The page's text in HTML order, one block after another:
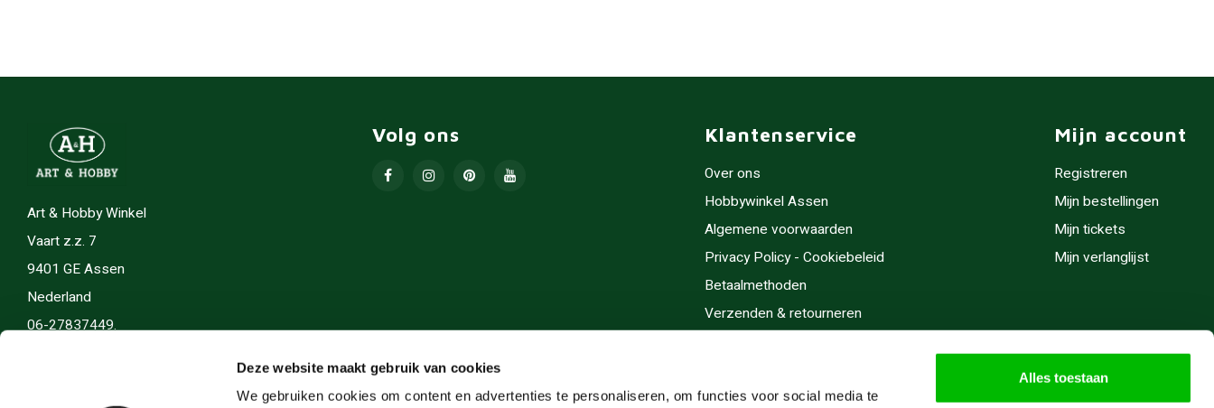
Deze website maakt gebruik van cookies
We gebruiken cookies om content en advertenties te personaliseren, om functies voor social media te
Alles toestaan
Art & Hobby Winkel
Vaart z.z. 7
9401 GE Assen
Nederland
06-27837449.
Volg ons Klantenservice
Over ons
Hobbywinkel Assen
Algemene voorwaarden
Privacy Policy - Cookiebeleid
Betaalmethoden
Verzenden & retourneren
Cadeaubonnen
Mijn account
Registreren
Mijn bestellingen
Mijn tickets
Mijn verlanglijst